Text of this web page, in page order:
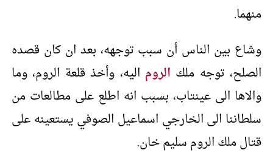
منهما.
وشاع بين الناس أن سبب توجهه، بعد ان كان قصده
الصلح، توجه ملك الروم اليه، وأخذ قلعة الروم، وما
والاها الى عينتاب، بسبب انه اطلع على مطالعات من
سلطاننا الى الخارجي اسماعيل الصوفي يستعينه على
قتال ملك الروم سليم خان.